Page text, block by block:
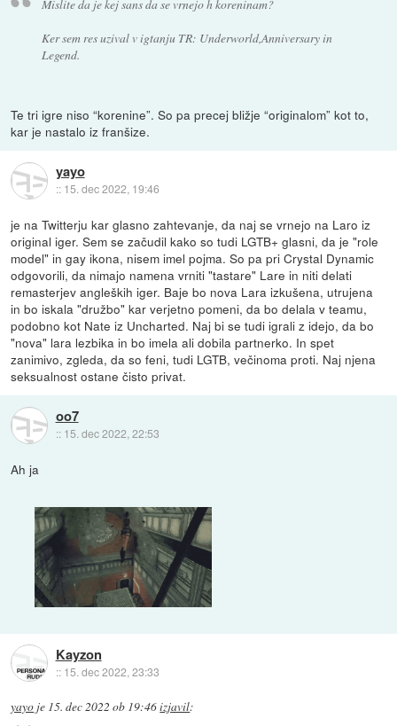
Mislite da je kej sans da se vrnejo h koreninam?
Ker sem res uzival v igtanju TR: Underworld,Anniversary in
Legend.
Te tri igre niso “korenine”. So pa precej bližje “originalom” kot to,
kar je nastalo iz franšize.
yayo
:: 15. dec 2022, 19:46
je na Twitterju kar glasno zahtevanje, da naj se vrnejo na Laro iz
original iger. Sem se začudil kako so tudi LGTB+ glasni, da je "role
model" in gay ikona, nisem imel pojma. So pa pri Crystal Dynamic
odgovorili, da nimajo namena vrniti "tastare" Lare in niti delati
remasterjev angleških iger. Baje bo nova Lara izkušena, utrujena
in bo iskala "družbo" kar verjetno pomeni, da bo delala v teamu,
podobno kot Nate iz Uncharted. Naj bi se tudi igrali z idejo, da bo
"nova" lara lezbika in bo imela ali dobila partnerko. In spet
zanimivo, zgleda, da so feni, tudi LGTB, večinoma proti. Naj njena
seksualnost ostane čisto privat.
oo7
:: 15. dec 2022, 22:53
Ah ja
Kayzon
:: 15. dec 2022, 23:33
yayo je 15. dec 2022 ob 19:46izjavil: